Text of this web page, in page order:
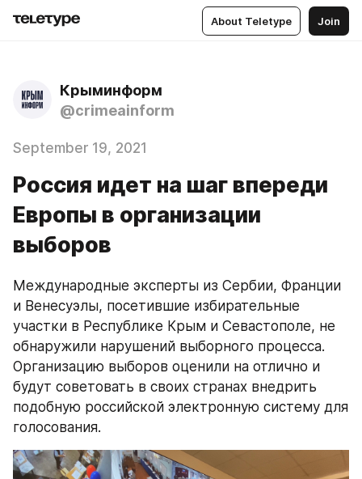
About Teletype Join
Крыминформ
@crimeainform
September 19, 2021
Россия идет на шаг впереди
Европы в организации
выборов
Международные эксперты из Сербии, Франции
и Венесуэлы, посетившие избирательные
участки в Республике Крым и Севастополе, не
обнаружили нарушений выборного процесса.
Организацию выборов оценили на отлично и
будут советовать в своих странах внедрить
подобную российской электронную систему для
голосования.